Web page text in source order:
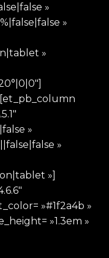
»
»
»
»
»
»]
»#1f2a4b »
»1.3em »